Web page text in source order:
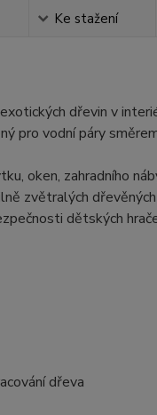
Ke stažení
dřevin v
pro vodní páry
oken, zahradního
zvětralých
dětských
dřeva